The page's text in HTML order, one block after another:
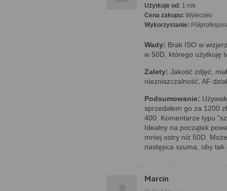
Użytkuje od: 1 rok
Cena zakupu: Wyleciało
Wykorzystanie:
Wady: Brak ISO w
w 50D, którego użytkuję
Zalety: Jakość zdjęć,
niezniszczalność, AF
Podsumowanie:
sprzedałem go za 1200
400. Komentarze typu
Idealny na początek
mniej ostry niż 50D.
następca szuma, oby tak
Marcin